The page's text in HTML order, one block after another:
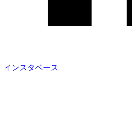
インスタベース